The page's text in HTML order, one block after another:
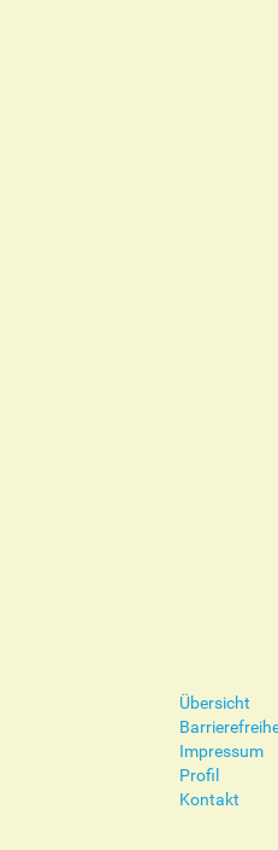
Übersicht
Impressum
Profil
Kontakt